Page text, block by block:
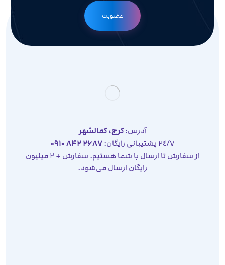
عضویت
آدرس:کرج، کمالشهر
٢٤/٧ پشتیبانی رایگان: 2687 842 0910
از سفارش تا ارسال با شما هستیم. سفارش + 2 میلیون
رایگان ارسال می‌شود.